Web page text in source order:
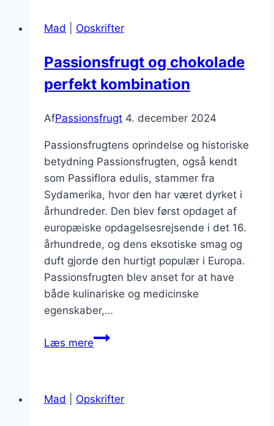
honning
Mad Opskrifter
Passionsfrugt og chokolade
perfekt kombination
AfPassionsfrugt 4. december 2024
Passionsfrugtens oprindelse og historiske
betydning Passionsfrugten, også kendt
som Passiflora edulis, stammer fra
Sydamerika, hvor den har været dyrket i
århundreder. Den blev først opdaget af
europæiske opdagelsesrejsende i det 16.
århundrede, og dens eksotiske smag og
duft gjorde den hurtigt populær i Europa.
Passionsfrugten blev anset for at have
både kulinariske og medicinske
egenskaber,…
Læs merePassionsfrugt
kombination
Mad Opskrifter